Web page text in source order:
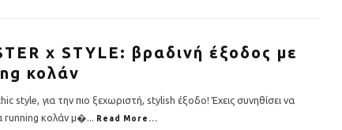
x STYLE: βραδινή έξοδος με
κολάν
style, για την πιο ξεχωριστή, stylish έξοδο! Έχεις συνηθίσει να
running κολάν μ�... Read More...